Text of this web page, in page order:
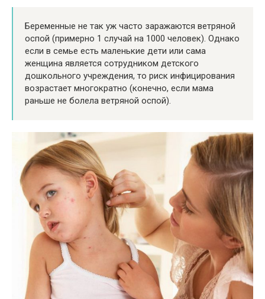
Беременные не так уж часто заражаются ветряной
оспой (примерно 1 случай на 1000 человек). Однако
если в семье есть маленькие дети или сама
женщина является сотрудником детского
дошкольного учреждения, то риск инфицирования
возрастает многократно (конечно, если мама
раньше не болела ветряной оспой).